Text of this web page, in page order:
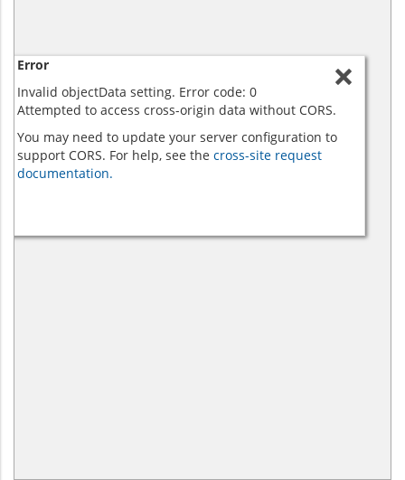
Error
Invalid objectData setting. Error code: 0
Attempted to access cross-origin data without CORS.
You may need to update your server configuration to
support CORS. For help, see the cross-site request
documentation.